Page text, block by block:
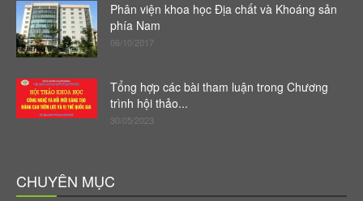
Phân viện khoa học Địa chất và Khoáng sản
phía Nam
06/10/2017
Tổng hợp các bài tham luận trong Chương
trình hội thảo...
30/05/2023
CHUYÊN MỤC